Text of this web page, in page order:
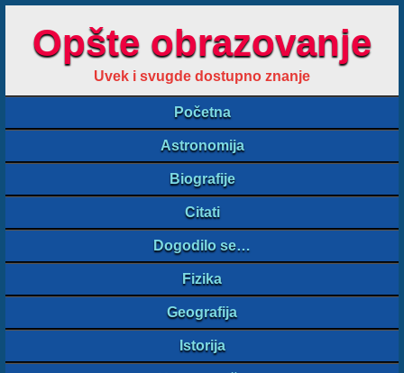
Opšte obrazovanje
Uvek i svugde dostupno znanje
Početna
Astronomija
Biografije
Citati
Dogodilo se…
Fizika
Geografija
Istorija